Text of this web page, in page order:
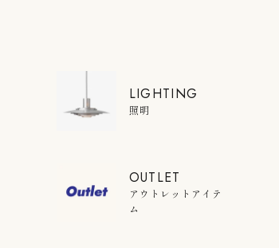
LIGHTING
照明
OUTLET
アウトレットアイテ
ム